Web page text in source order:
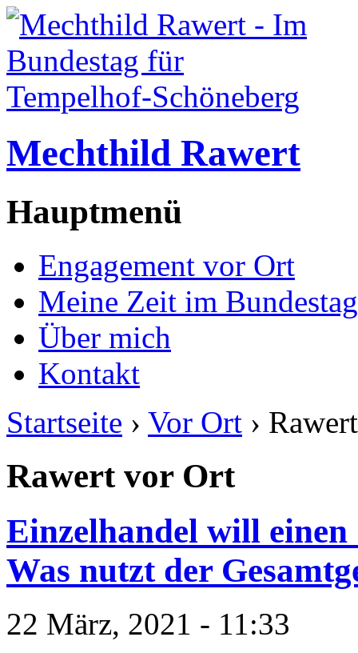
Mechthild Rawert
Hauptmenü
Engagement vor Ort
Meine Zeit im Bundestag
Über mich
Kontakt
Startseite › Vor Ort ›
Rawert vor Ort
Einzelhandel will einen
Was nutzt der
22 März, 2021 - 11:33